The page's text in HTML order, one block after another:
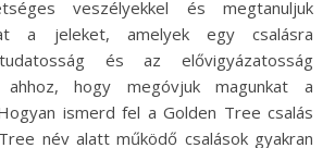
veszélyekkel és megtanuljuk
a jeleket, amelyek egy csalásra
és az elővigyázatosság
ahhoz, hogy megóvjuk magunkat a
ismerd fel a Golden Tree csalás
név alatt működő csalások gyakran